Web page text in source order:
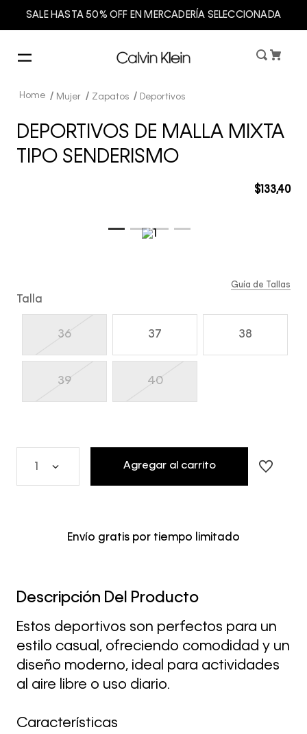
SALE HASTA 50% OFF EN MERCADERÍA SELECCIONADA
Mujer Zapatos Deportivos
DEPORTIVOS DE MALLA MIXTA
TIPO SENDERISMO
$133,40
Talla
36 37 38
39 40
Guía de Tallas
Agregar al carrito
Envío gratis por tiempo limitado
Descripción Del Producto
Estos deportivos son perfectos para un
estilo casual, ofreciendo comodidad y un
diseño moderno, ideal para actividades
al aire libre o uso diario.
Características